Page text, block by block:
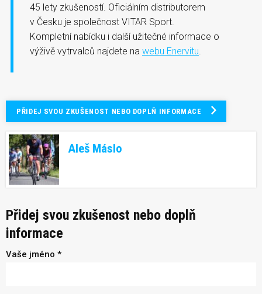
45 lety zkušeností. Oficiálním distributorem
v Česku je společnost VITAR Sport.
Kompletní nabídku i další užitečné informace o
výživě vytrvalců najdete na webu Enervitu
PŘIDEJ SVOU ZKUŠENOST NEBO DOPLŇ INFORMACE
Aleš Máslo
Přidej svou zkušenost nebo doplň
informace
Vaše jméno *